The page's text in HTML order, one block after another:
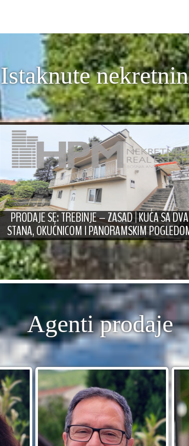
Istaknute
PRODAJE SE: TREBINJE – ZASAD | KUĆA SA DVA
STANA, OKUĆNICOM I PANORAMSKIM
Agenti prodaje